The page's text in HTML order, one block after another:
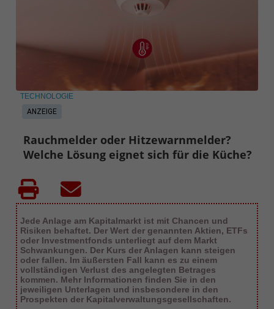
ANZEIGE
TECHNOLOGIE
Rauchmelder oder Hitzewarnmelder?
Welche Lösung eignet sich für die Küche?
Jede Anlage am Kapitalmarkt ist mit Chancen und
Risiken behaftet. Der Wert der genannten Aktien, ETFs
oder Investmentfonds unterliegt auf dem Markt
Schwankungen. Der Kurs der Anlagen kann steigen
oder fallen. Im äußersten Fall kann es zu einem
vollständigen Verlust des angelegten Betrages
kommen. Mehr Informationen finden Sie in den
jeweiligen Unterlagen und insbesondere in den
Prospekten der Kapitalverwaltungsgesellschaften.